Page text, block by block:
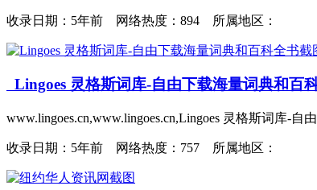
收录日期： 5年前 网络热度：894 所属地区：
Lingoes 灵格斯词库-自由下载海量词典和百
www.lingoes.cn,www.lingoes.cn,Lingoes 灵格斯词库-自
收录日期： 5年前 网络热度：757 所属地区：